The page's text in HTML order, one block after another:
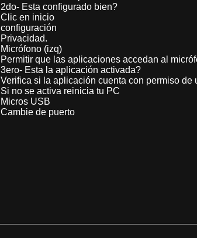
2do- Esta configurado bien?
Clic en inicio
configuración
Privacidad.
Micrófono (izq)
Permitir que las aplicaciones accedan al
3ero- Esta la aplicación activada?
Verifica si la aplicación cuenta con permiso de
Si no se activa reinicia tu PC
Micros USB
Cambie de puerto